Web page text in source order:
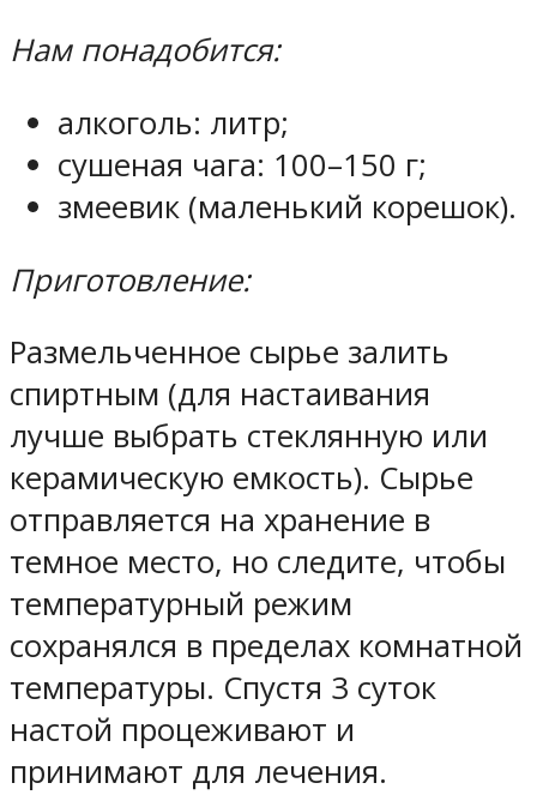
Нам понадобится:
алкоголь: литр;
сушеная чага: 100–150 г;
змеевик (маленький корешок).
Приготовление:
Размельченное сырье залить
спиртным (для настаивания
лучше выбрать стеклянную или
керамическую емкость). Сырье
отправляется на хранение в
темное место, но следите, чтобы
температурный режим
сохранялся в пределах комнатной
температуры. Спустя 3 суток
настой процеживают и
принимают для лечения.